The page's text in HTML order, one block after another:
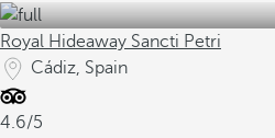
Royal Hideaway Sancti Petri
Cádiz, Spain
4.6/5